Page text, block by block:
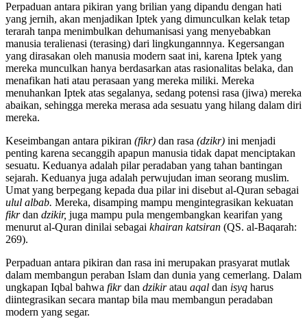
Perpaduan antara pikiran yang brilian yang dipandu dengan hati
yang jernih, akan menjadikan Iptek yang dimunculkan kelak tetap
terarah tanpa menimbulkan dehumanisasi yang menyebabkan
manusia teralienasi (terasing) dari lingkungannnya. Kegersangan
yang dirasakan oleh manusia modern saat ini, karena Iptek yang
mereka munculkan hanya berdasarkan atas rasionalitas belaka, dan
menafikan hati atau perasaan yang mereka miliki. Mereka
menuhankan Iptek atas segalanya, sedang potensi rasa (jiwa) mereka
abaikan, sehingga mereka merasa ada sesuatu yang hilang dalam diri
mereka.
Keseimbangan antara pikiran (fikr) dan rasa (dzikr) ini menjadi
penting karena secanggih apapun manusia tidak dapat menciptakan
sesuatu. Keduanya adalah pilar peradaban yang tahan bantingan
sejarah. Keduanya juga adalah perwujudan iman seorang muslim.
Umat yang berpegang kepada dua pilar ini disebut al-Quran sebagai
ulul albab. Mereka, disamping mampu mengintegrasikan kekuatan
fikrdan dzikir, juga mampu pula mengembangkan kearifan yang
menurut al-Quran dinilai sebagai khairan katsiran (QS. al-Baqarah:
269).
Perpaduan antara pikiran dan rasa ini merupakan prasyarat mutlak
dalam membangun peraban Islam dan dunia yang cemerlang. Dalam
ungkapan Iqbal bahwa fikrdan dzikiratau aqal dan isyq harus
diintegrasikan secara mantap bila mau membangun peradaban
modern yang segar.